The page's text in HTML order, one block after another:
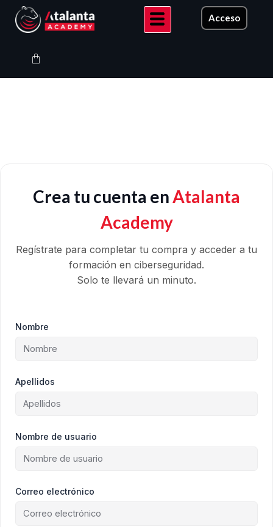
contenido
Acceso
Carrito
Crea tu cuenta enAtalanta
Academy
Regístrate para completar tu compra y acceder a tu
formación en ciberseguridad.
Solo te llevará un minuto.
Nombre
Apellidos
Nombre de usuario
Correo electrónico